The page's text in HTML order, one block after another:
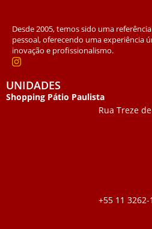
Desde 2005, temos sido uma
pessoal, oferecendo uma experiência
inovação e profissionalismo.
UNIDADES
Shopping Pátio Paulista
Rua Treze
+55 11 3262-